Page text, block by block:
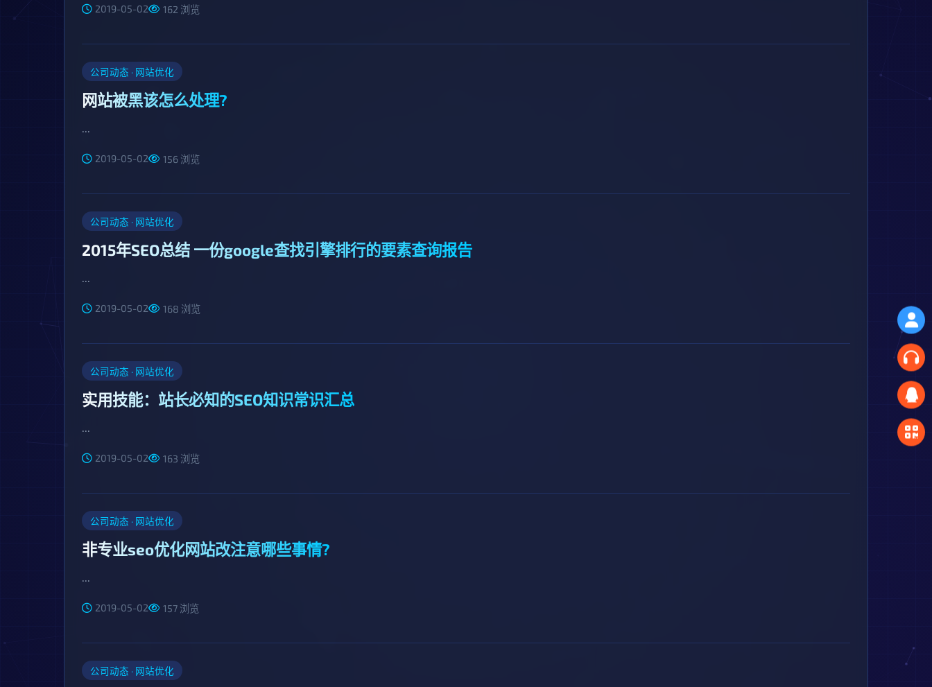
2019-05-02 162 浏览
公司动态 · 网站优化
网站被黑该怎么处理?
...
2019-05-02 156 浏览
公司动态 · 网站优化
2015年SEO总结 一份google查找引擎排行的要素查询报告
...
2019-05-02 168 浏览
公司动态 · 网站优化
实用技能：站长必知的SEO知识常识汇总
...
2019-05-02 163 浏览
公司动态 · 网站优化
非专业seo优化网站改注意哪些事情?
...
2019-05-02 157 浏览
公司动态 · 网站优化